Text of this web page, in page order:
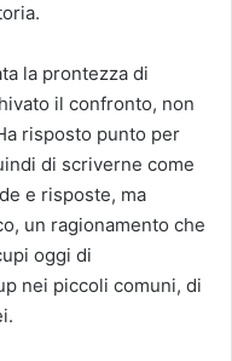
la prontezza di
il confronto, non
risposto punto per
di scriverne come
e risposte, ma
un ragionamento che
oggi di
nei piccoli comuni, di